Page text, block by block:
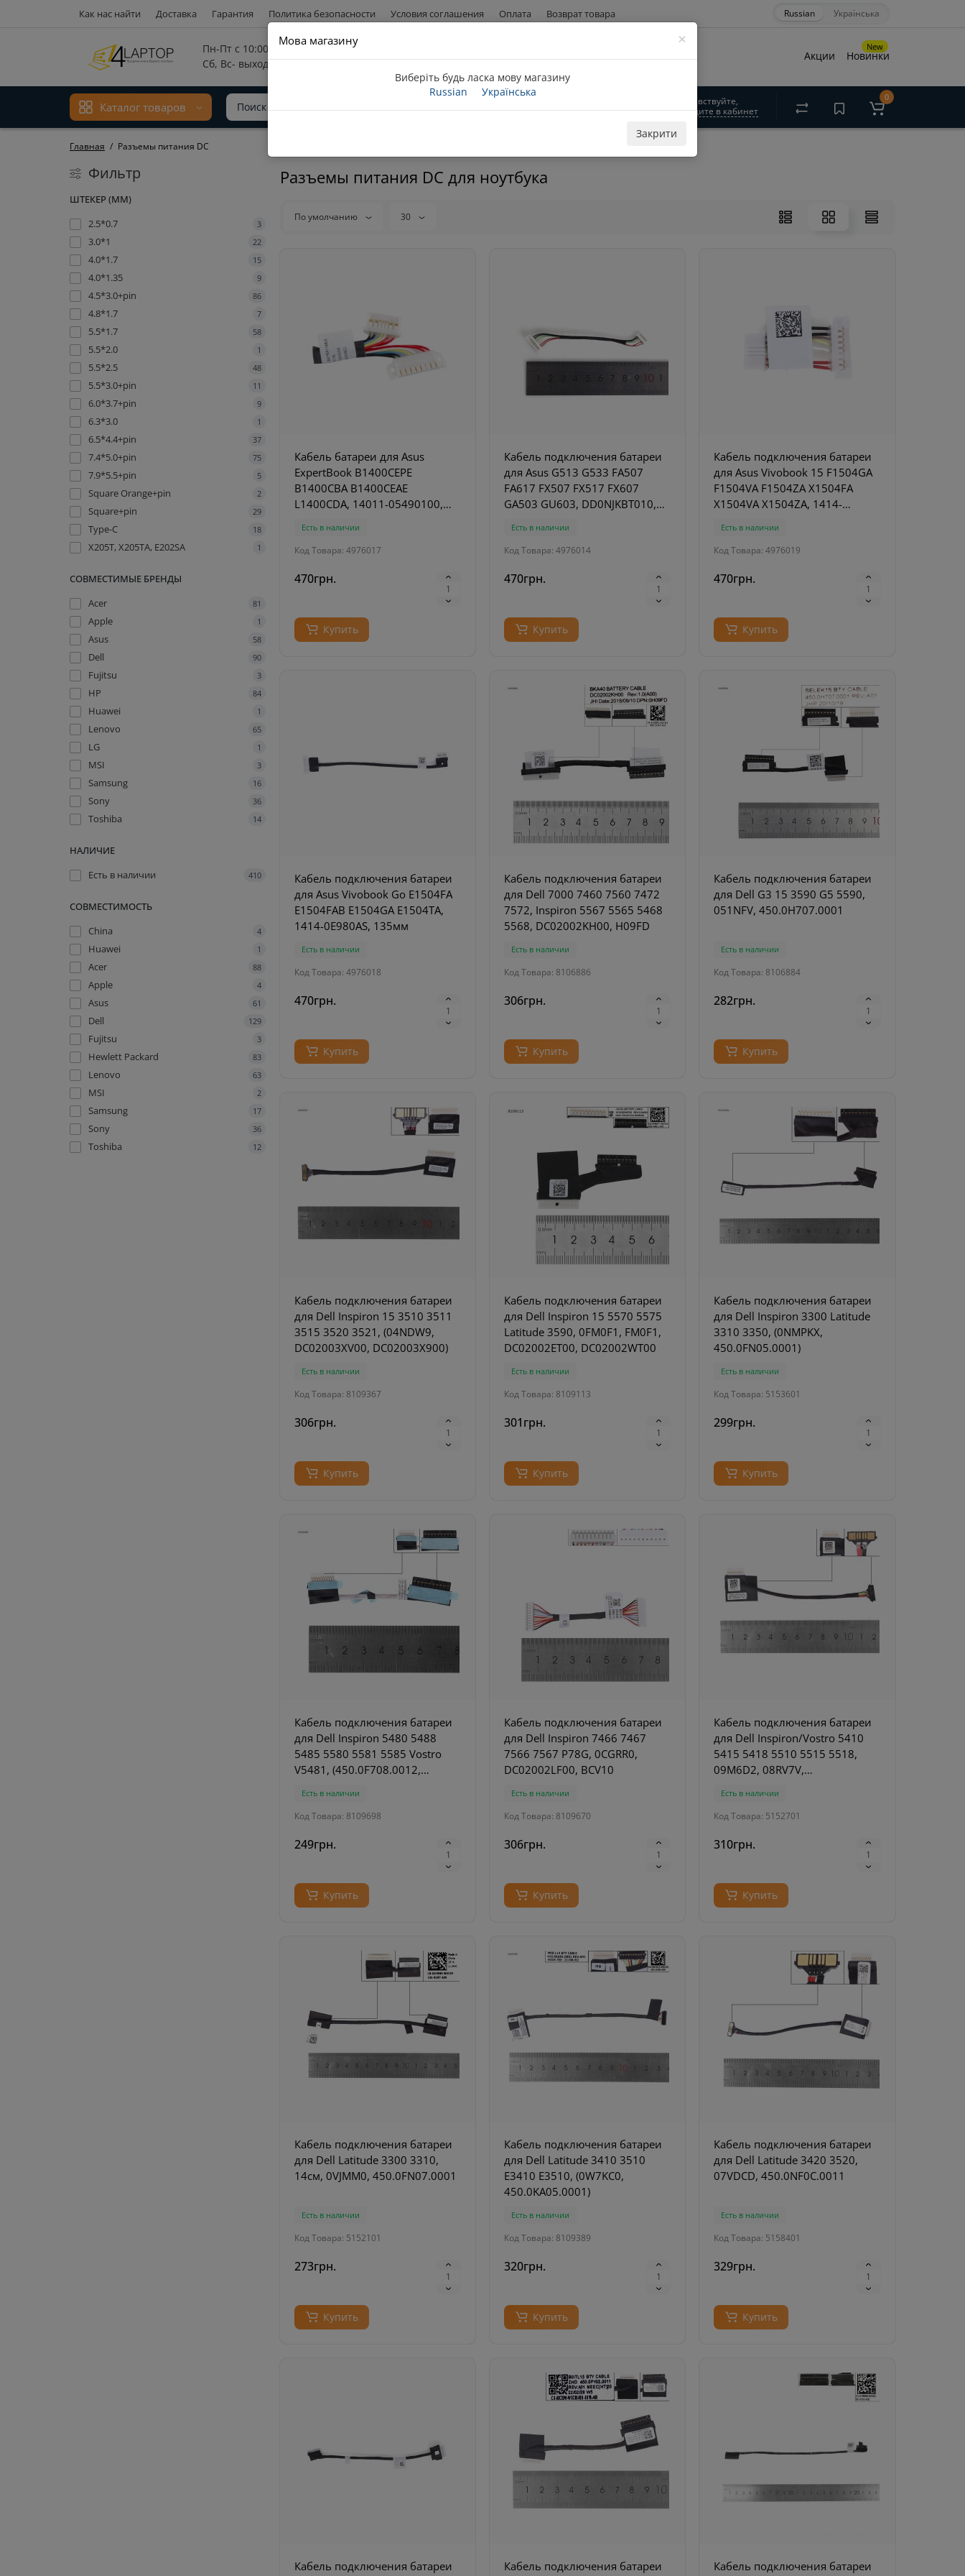
Как нас найти Доставка Гарантия Политика безопасности Условия соглашения Оплата Возврат товара Russian Українська
Пн-Пт с 10:00 до 17:00,
Сб, Вс- выходной
+38 (096) 167-52-29
Telegram
Viber Акции
New
Новинки
Каталог товаров
Здравствуйте,
войдите в кабинет
0
Главная Разъемы питания DC
Фильтр
ШТЕКЕР (ММ)
2.5*0.7
3
3.0*1 22
4.0*1.7 15
4.0*1.35 9
4.5*3.0+pin 86
4.8*1.7 7
5.5*1.7 58
5.5*2.0 1
5.5*2.5 48
5.5*3.0+pin 11
6.0*3.7+pin 9
6.3*3.0 1
6.5*4.4+pin 37
7.4*5.0+pin 75
7.9*5.5+pin 5
Square Orange+pin 2
Square+pin 29
Type-C 18
X205T, X205TA, E202SA 1
СОВМЕСТИМЫЕ БРЕНДЫ
Acer
81
Apple 1
Asus 58
Dell 90
Fujitsu 3
HP 84
Huawei 1
Lenovo 65
LG 1
MSI 3
Samsung 16
Sony 36
Toshiba 14
НАЛИЧИЕ
Есть в наличии
410
СОВМЕСТИМОСТЬ
China
4
Huawei 1
Acer 88
Apple 4
Asus 61
Dell 129
Fujitsu 3
Hewlett Packard 83
Lenovo 63
MSI 2
Samsung 17
Sony 36
Toshiba 12
×
Мова магазину
Виберіть будь ласка мову магазину
Russian
Українська
Закрити
Разъемы питания DC для ноутбука
По умолчанию 30
Кабель батареи для Asus
ExpertBook B1400CEPE
B1400CBA B1400CEAE
L1400CDA, 14011-05490100,
Есть в наличии
Код Товара: 4976017
470грн.
Купить
Кабель подключения батареи
для Asus G513 G533 FA507
FA617 FX507 FX517 FX607
GA503 GU603, DD0NJKBT010,
Есть в наличии
Код Товара: 4976014
470грн.
Купить
Кабель подключения батареи
для Asus Vivobook 15 F1504GA
F1504VA F1504ZA X1504FA
X1504VA X1504ZA, 1414-
Есть в наличии
Код Товара: 4976019
470грн.
Купить
Кабель подключения батареи
для Asus Vivobook Go E1504FA
E1504FAB E1504GA E1504TA,
1414-0E980AS, 135мм
Есть в наличии
Код Товара: 4976018
470грн.
Купить
Кабель подключения батареи
для Dell 7000 7460 7560 7472
7572, Inspiron 5567 5565 5468
5568, DC02002KH00, H09FD
Есть в наличии
Код Товара: 8106886
306грн.
Купить
Кабель подключения батареи
для Dell G3 15 3590 G5 5590,
051NFV, 450.0H707.0001
Есть в наличии
Код Товара: 8106884
282грн.
Купить
Кабель подключения батареи
для Dell Inspiron 15 3510 3511
3515 3520 3521, (04NDW9,
DC02003XV00, DC02003X900)
Есть в наличии
Код Товара: 8109367
306грн.
Купить
Кабель подключения батареи
для Dell Inspiron 15 5570 5575
Latitude 3590, 0FM0F1, FM0F1,
DC02002ET00, DC02002WT00
Есть в наличии
Код Товара: 8109113
301грн.
Купить
Кабель подключения батареи
для Dell Inspiron 3300 Latitude
3310 3350, (0NMPKX,
450.0FN05.0001)
Есть в наличии
Код Товара: 5153601
299грн.
Купить
Кабель подключения батареи
для Dell Inspiron 5480 5488
5485 5580 5581 5585 Vostro
V5481, (450.0F708.0012,
Есть в наличии
Код Товара: 8109698
249грн.
Купить
Кабель подключения батареи
для Dell Inspiron 7466 7467
7566 7567 P78G, 0CGRR0,
DC02002LF00, BCV10
Есть в наличии
Код Товара: 8109670
306грн.
Купить
Кабель подключения батареи
для Dell Inspiron/Vostro 5410
5415 5418 5510 5515 5518,
09M6D2, 08RV7V,
Есть в наличии
Код Товара: 5152701
310грн.
Купить
Кабель подключения батареи
для Dell Latitude 3300 3310,
14см, 0VJMM0, 450.0FN07.0001
Есть в наличии
Код Товара: 5152101
273грн.
Купить
Кабель подключения батареи
для Dell Latitude 3410 3510
E3410 E3510, (0W7KC0,
450.0KA05.0001)
Есть в наличии
Код Товара: 8109389
320грн.
Купить
Кабель подключения батареи
для Dell Latitude 3420 3520,
07VDCD, 450.0NF0C.0011
Есть в наличии
Код Товара: 5158401
329грн.
Купить
Кабель подключения батареи
Кабель подключения батареи
Кабель подключения батареи